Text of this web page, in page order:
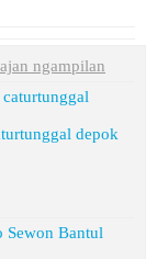
ngampilan
depok
Sewon Bantul